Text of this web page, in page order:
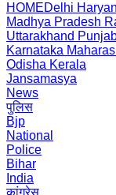
HOMEDelhi
Madhya Pradesh
Uttarakhand
Karnataka
Odisha Kerala
Jansamasya
News
पुलिस
Bjp
National
Police
Bihar
India
कांग्रेस